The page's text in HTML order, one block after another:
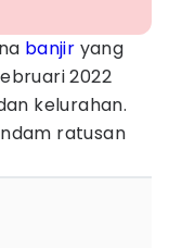
banjir yang
2022
kelurahan.
ratusan